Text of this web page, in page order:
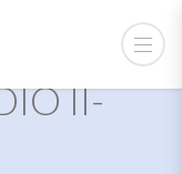
II-